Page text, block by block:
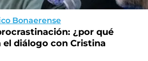
Bonaerense
¿por qué
el diálogo con Cristina